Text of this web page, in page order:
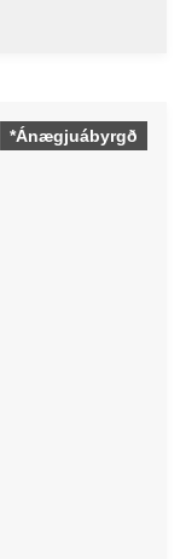
*Ánægjuábyrgð